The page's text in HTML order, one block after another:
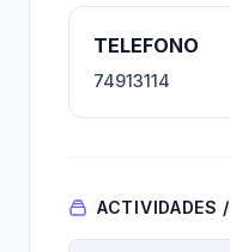
TELEFONO
74913114
ACTIVIDADES